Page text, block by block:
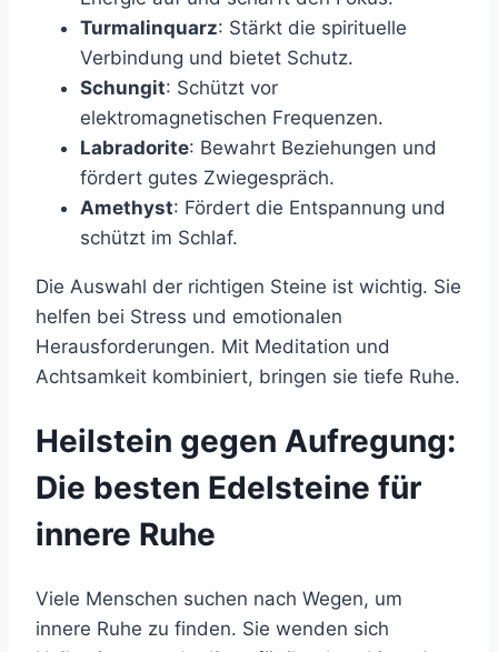
Turmalinquarz: Stärkt die spirituelle
Verbindung und bietet Schutz.
Schungit: Schützt vor
elektromagnetischen Frequenzen.
Labradorite: Bewahrt Beziehungen und
fördert gutes Zwiegespräch.
Amethyst: Fördert die Entspannung und
schützt im Schlaf.
Die Auswahl der richtigen Steine ist wichtig. Sie
helfen bei Stress und emotionalen
Herausforderungen. Mit Meditation und
Achtsamkeit kombiniert, bringen sie tiefe Ruhe.
Heilstein gegen Aufregung:
Die besten Edelsteine für
innere Ruhe
Viele Menschen suchen nach Wegen, um
innere Ruhe zu finden. Sie wenden sich